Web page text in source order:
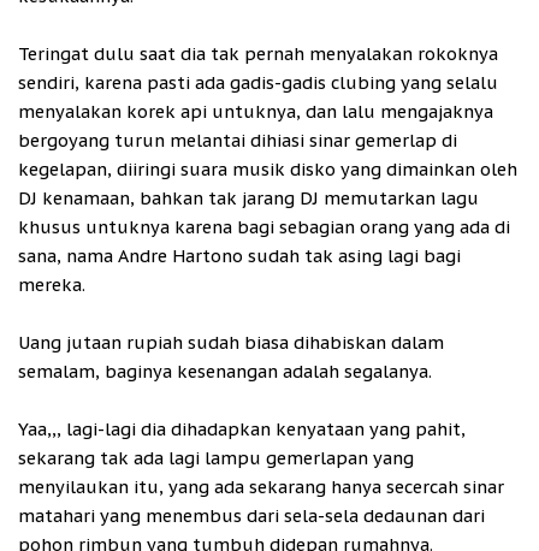
Teringat dulu saat dia tak pernah menyalakan rokoknya
sendiri, karena pasti ada gadis-gadis clubing yang selalu
menyalakan korek api untuknya, dan lalu mengajaknya
bergoyang turun melantai dihiasi sinar gemerlap di
kegelapan, diiringi suara musik disko yang dimainkan oleh
DJ kenamaan, bahkan tak jarang DJ memutarkan lagu
khusus untuknya karena bagi sebagian orang yang ada di
sana, nama Andre Hartono sudah tak asing lagi bagi
mereka.
Uang jutaan rupiah sudah biasa dihabiskan dalam
semalam, baginya kesenangan adalah segalanya.
Yaa,,, lagi-lagi dia dihadapkan kenyataan yang pahit,
sekarang tak ada lagi lampu gemerlapan yang
menyilaukan itu, yang ada sekarang hanya secercah sinar
matahari yang menembus dari sela-sela dedaunan dari
pohon rimbun yang tumbuh didepan rumahnya.